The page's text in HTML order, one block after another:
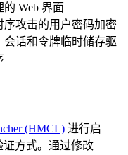
Web 界面
攻击的用户密码加密
话和令牌临时储存驱
(HMCL) 进行启
证方式。通过修改